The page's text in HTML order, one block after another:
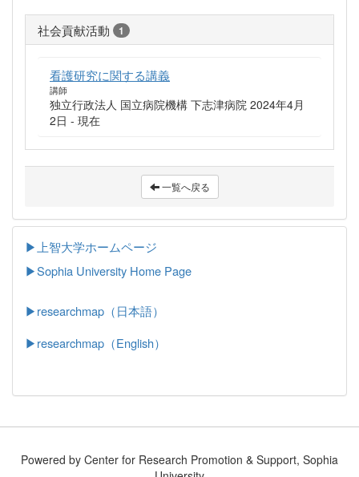
社会貢献活動 1
看護研究に関する講義
講師
独立行政法人 国立病院機構 下志津病院 2024年4月
2日 - 現在
一覧へ戻る
▶上智大学ホームページ
▶Sophia University Home Page
▶researchmap（日本語）
▶researchmap（English）
Powered by Center for Research Promotion & Support, Sophia